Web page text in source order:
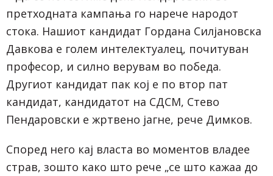
претходната кампања го нарече народот
стока. Нашиот кандидат Гордана Силјановска
Давкова е голем интелектуалец, почитуван
професор, и силно верувам во победа.
Другиот кандидат пак кој е по втор пат
кандидат, кандидатот на СДСМ, Стево
Пендаровски е жртвено јагне, рече Димков.
Според него кај власта во моментов владее
страв, зошто како што рече „се што кажаа до